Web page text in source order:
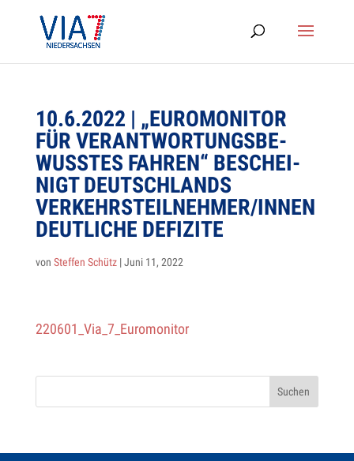
10.6.2022 | „EURO­MO­NI­TOR
FÜR VER­ANT­WOR­TUNGS­BE­
WUSS­TES FAH­REN“ BESCHEI­
NIGT DEUTSCH­LANDS
VERKEHRSTEILNEHMER/INNEN
DEUT­LI­CHE DEFIZITE
von Steffen Schütz|Juni 11, 2022
220601_Via_7_Euromonitor